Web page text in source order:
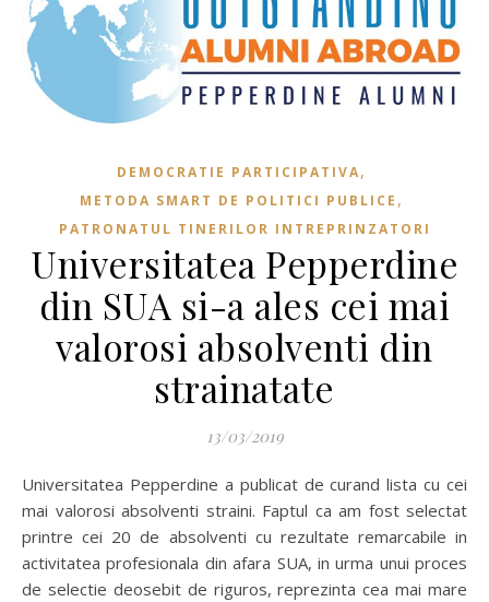
DEMOCRATIE PARTICIPATIVA,
METODA SMART DE POLITICI PUBLICE ,
PATRONATUL TINERILOR INTREPRINZATORI
Universitatea Pepperdine
din SUA si-a ales cei mai
valorosi absolventi din
strainatate
13/03/2019
Universitatea Pepperdine a publicat de curand lista cu cei
mai valorosi absolventi straini. Faptul ca am fost selectat
printre cei 20 de absolventi cu rezultate remarcabile in
activitatea profesionala din afara SUA, in urma unui proces
de selectie deosebit de riguros, reprezinta cea mai mare